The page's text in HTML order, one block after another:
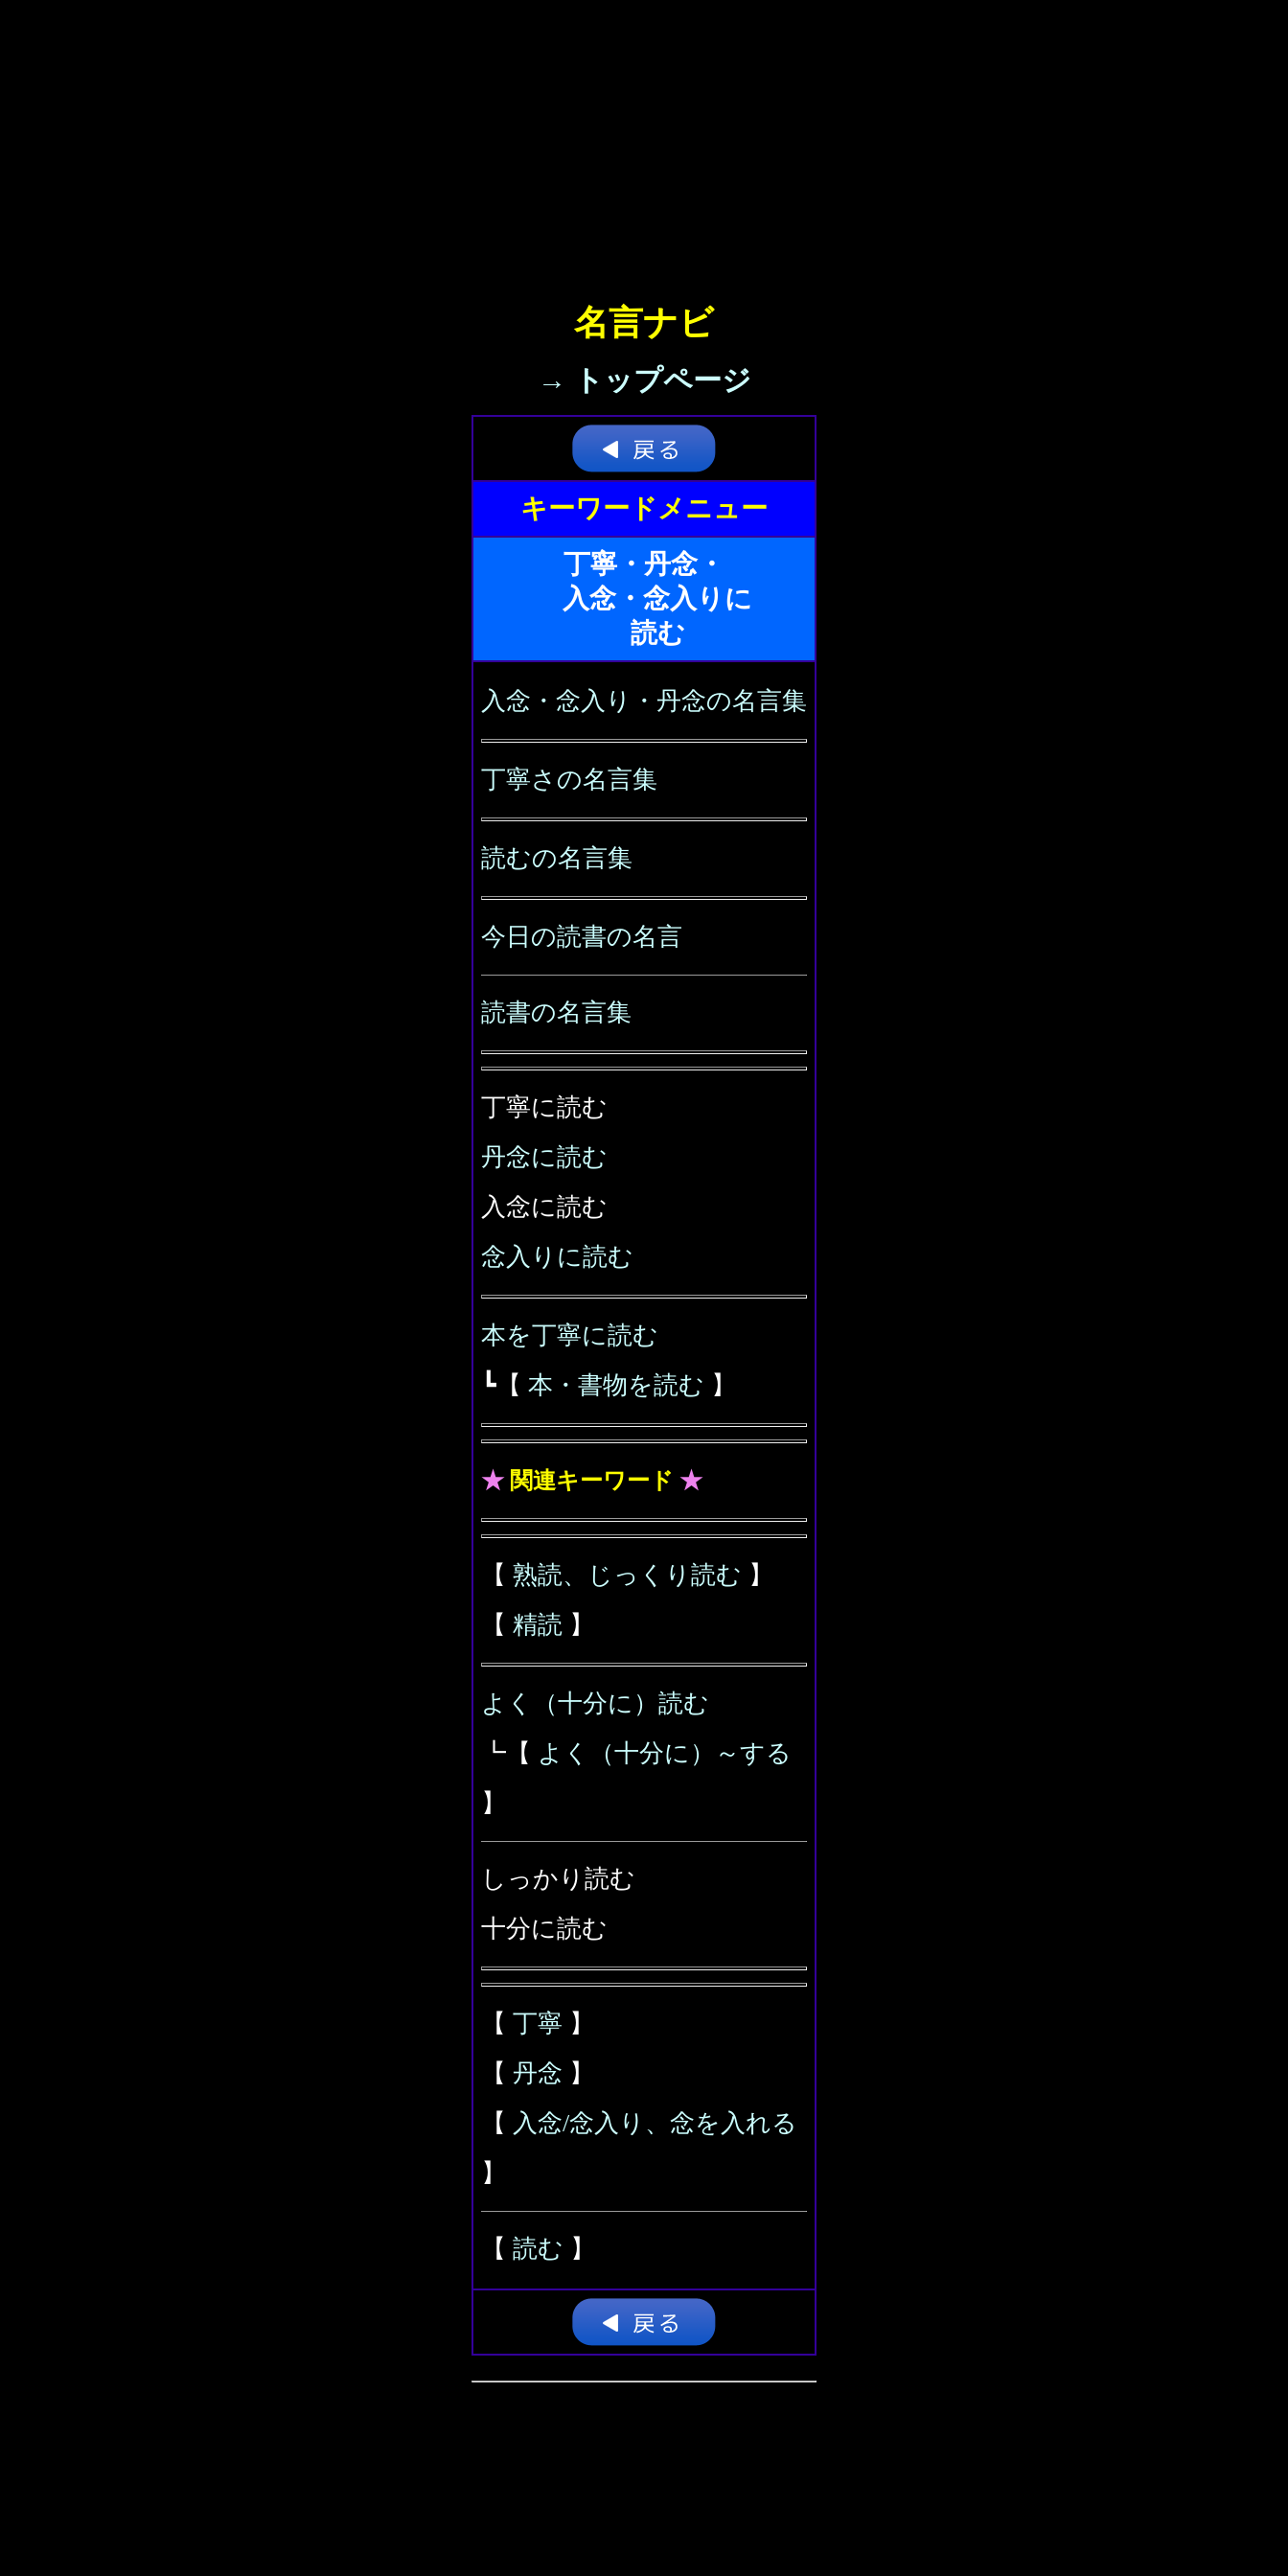
名言ナビ
→ トップページ
キーワードメニュー
丁寧・丹念・
入念・念入りに
読む
入念・念入り・丹念の名言集
丁寧さの名言集
読むの名言集
今日の読書の名言
読書の名言集
丁寧に読む
丹念に読む
入念に読む
念入りに読む
本を丁寧に読む
┗【 本・書物を読む 】
★ 関連キーワード ★
【 熟読、じっくり読む 】
【 精読 】
よく（十分に）読む
┗【 よく（十分に）～する
】
しっかり読む
十分に読む
【 丁寧 】
【 丹念 】
【 入念/念入り、念を入れる
】
【 読む 】